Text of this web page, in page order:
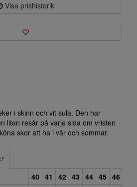
Visa prishistorik
i skinn och vit sula. Den har
liten resår på varje sida om vristen
skor att ha i vår och sommar.
40 41 42 43 44 45 46